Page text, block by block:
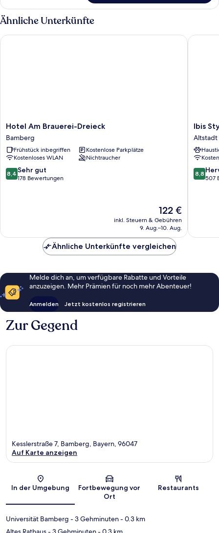
Einzelzimmer
Ähnliche Unterkünfte
Hotel
Am
Brauerei-
Dreieck
Bamberg
Hotel Am Brauerei-Dreieck
Bamberg
Frühstück inbegriffen
Kostenlose Parkplätze
Kostenloses WLAN
Nichtraucher
8.4
von
8,4 Sehr gut
178 Bewertungen
Der
Preis
beträgt
122 €
inkl. Steuern & Gebühren
9. Aug.–10. Aug.
Hotel Am Brauerei-Dreieck
Ibis
Styles
Hotel
Altstadt
Ibis
8.8
von
8,8
507
Ibis
Ähnliche Unterkünfte vergleichen
Melde dich an, um verfügbare Rabatte und Vorteile
anzuzeigen. Mehr Prämien für noch mehr Abenteuer!
Anmelden Jetzt kostenlos registrieren
Zur Gegend
Karte
Kesslerstraße 7, Bamberg, Bayern, 96047
Auf Karte anzeigen
In der Umgebung
Fortbewegung vor
Ort
Restaurants
Universität Bamberg - 3 Gehminuten- 0.3 km